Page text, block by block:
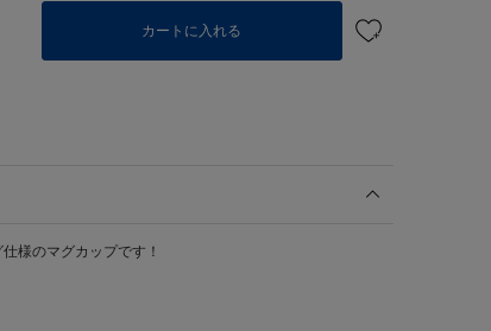
カートに入れる
様のマグカップです！